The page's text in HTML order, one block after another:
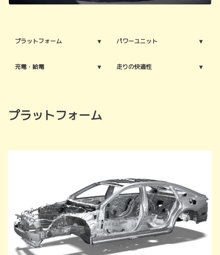
プラットフォーム パワーユニット
充電・給電 走りの快適性
プラットフォーム